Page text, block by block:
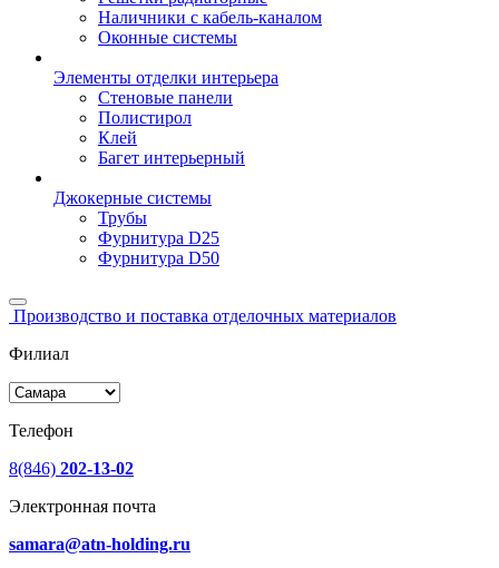
Наличники с кабель-каналом
Оконные системы
Элементы отделки интерьера
Стеновые панели
Полистирол
Клей
Багет интерьерный
Джокерные системы
Трубы
Фурнитура D25
Фурнитура D50
Производство и поставка отделочных материалов
Филиал
Телефон
8(846) 202-13-02
Электронная почта
samara@atn-holding.ru